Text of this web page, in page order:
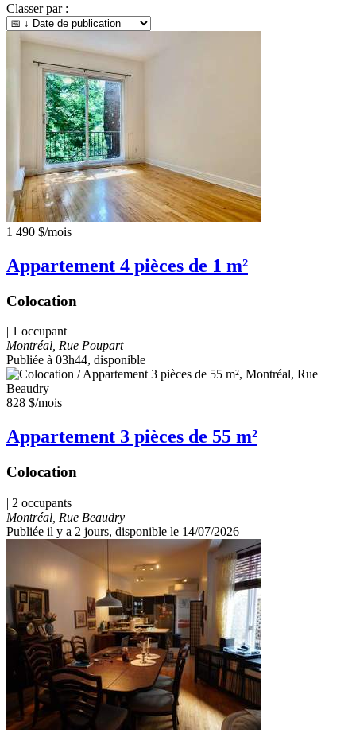
Classer par :
1 490 $/mois
Appartement 4 pièces de 1 m²
Colocation
| 1 occupant
Montréal, Rue Poupart
Publiée à 03h44, disponible
828 $/mois
Appartement 3 pièces de 55 m²
Colocation
| 2 occupants
Montréal, Rue Beaudry
Publiée il y a 2 jours, disponible le 14/07/2026